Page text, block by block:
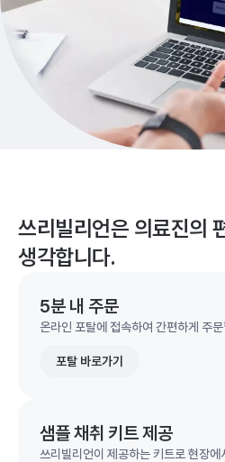
쓰리빌리언은 의료진의
생각합니다.
5분 내 주문
온라인 포탈에 접속하여 간편하게 주
포탈 바로가기
샘플 채취 키트 제공
쓰리빌리언이 제공하는 키트로 현장